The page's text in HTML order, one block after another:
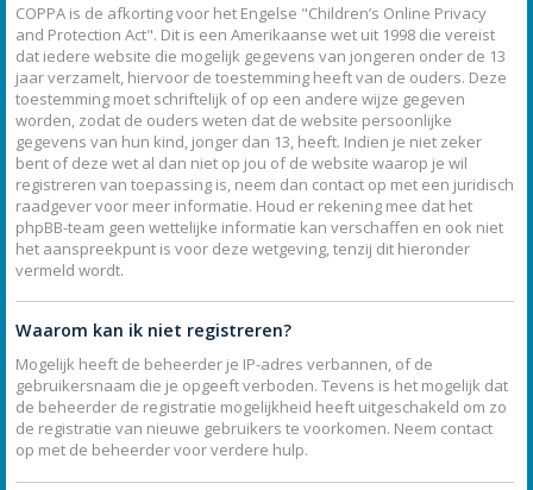
COPPA is de afkorting voor het Engelse "Children’s Online Privacy
and Protection Act". Dit is een Amerikaanse wet uit 1998 die vereist
dat iedere website die mogelijk gegevens van jongeren onder de 13
jaar verzamelt, hiervoor de toestemming heeft van de ouders. Deze
toestemming moet schriftelijk of op een andere wijze gegeven
worden, zodat de ouders weten dat de website persoonlijke
gegevens van hun kind, jonger dan 13, heeft. Indien je niet zeker
bent of deze wet al dan niet op jou of de website waarop je wil
registreren van toepassing is, neem dan contact op met een juridisch
raadgever voor meer informatie. Houd er rekening mee dat het
phpBB-team geen wettelijke informatie kan verschaffen en ook niet
het aanspreekpunt is voor deze wetgeving, tenzij dit hieronder
vermeld wordt.
Waarom kan ik niet registreren?
Mogelijk heeft de beheerder je IP-adres verbannen, of de
gebruikersnaam die je opgeeft verboden. Tevens is het mogelijk dat
de beheerder de registratie mogelijkheid heeft uitgeschakeld om zo
de registratie van nieuwe gebruikers te voorkomen. Neem contact
op met de beheerder voor verdere hulp.